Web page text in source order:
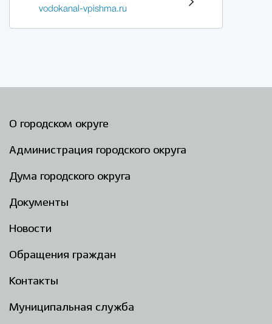
vodokanal-vpishma.ru
О городском округе
Администрация городского округа
Дума городского округа
Документы
Новости
Обращения граждан
Контакты
Муниципальная служба